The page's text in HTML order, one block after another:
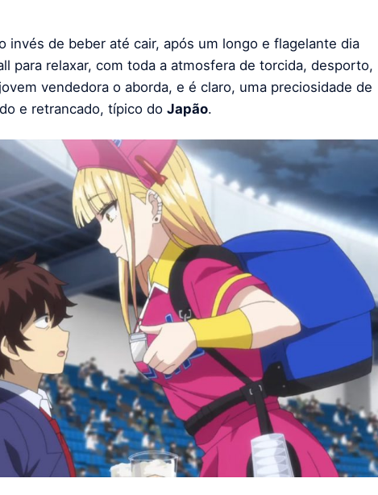
invés de beber até cair, após um longo e flagelante dia
para relaxar, com toda a atmosfera de torcida, desporto,
vendedora o aborda, e é claro, uma preciosidade de
e retrancado, típico do Japão.